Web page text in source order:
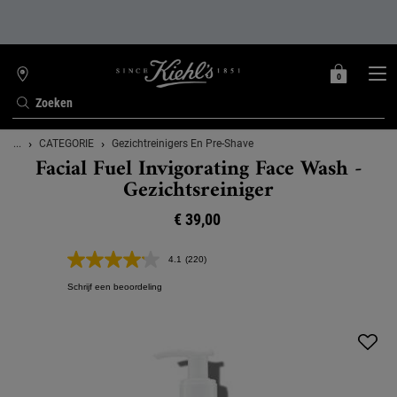
Zoeken
WINKELZOEKER
MIJN
0
0 PRODUCT
Hoofdinhoud
... CATEGORIE Gezichtreinigers En Pre-Shave
Facial Fuel Invigorating Face Wash -
Gezichtsreiniger
€ 39,00
4.1 Lees
(220)
Schrijf een beoordeling